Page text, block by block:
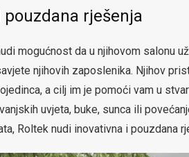
pouzdana rješenja
mogućnost da u njihovom salonu
njihovih zaposlenika. Njihov
a cilj im je pomoći vam u
uvjeta, buke, sunca ili
Roltek nudi inovativna i pouzdana